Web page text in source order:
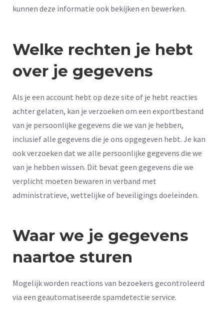
kunnen deze informatie ook bekijken en bewerken.
Welke rechten je hebt
over je gegevens
Als je een account hebt op deze site of je hebt reacties
achter gelaten, kan je verzoeken om een exportbestand
van je persoonlijke gegevens die we van je hebben,
inclusief alle gegevens die je ons opgegeven hebt. Je kan
ook verzoeken dat we alle persoonlijke gegevens die we
van je hebben wissen. Dit bevat geen gegevens die we
verplicht moeten bewaren in verband met
administratieve, wettelijke of beveiligings doeleinden.
Waar we je gegevens
naartoe sturen
Mogelijk worden reactions van bezoekers gecontroleerd
via een geautomatiseerde spamdetectie service.